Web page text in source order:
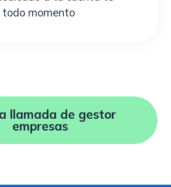
momento
llamada de gestor
empresas